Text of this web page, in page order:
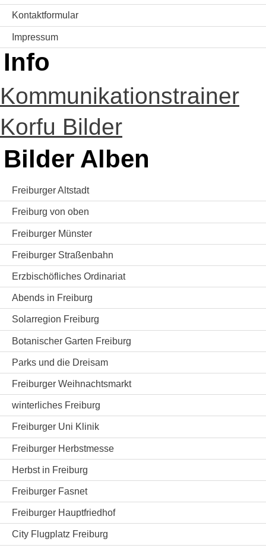
Kontaktformular
Impressum
Info
Kommunikationstrainer
Korfu Bilder
Bilder Alben
Freiburger Altstadt
Freiburg von oben
Freiburger Münster
Freiburger Straßenbahn
Erzbischöfliches Ordinariat
Abends in Freiburg
Solarregion Freiburg
Botanischer Garten Freiburg
Parks und die Dreisam
Freiburger Weihnachtsmarkt
winterliches Freiburg
Freiburger Uni Klinik
Freiburger Herbstmesse
Herbst in Freiburg
Freiburger Fasnet
Freiburger Hauptfriedhof
City Flugplatz Freiburg